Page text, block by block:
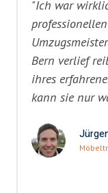
"Ich war
Bern verlief
ihres
kann sie nur